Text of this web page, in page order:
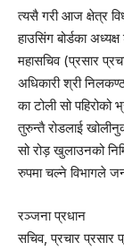
त्यसै गरी आज क्षेत्र
हाउसिंग बोर्डका
महासचिव (प्रसार
अधिकारी श्री
का टोली सो
तुरुन्तै रोडलाई
सो रोड़ खुलाउनको
रुपमा चल्ने विभागले
रञ्जना प्रधान
सचिव, प्रचार प्रसार